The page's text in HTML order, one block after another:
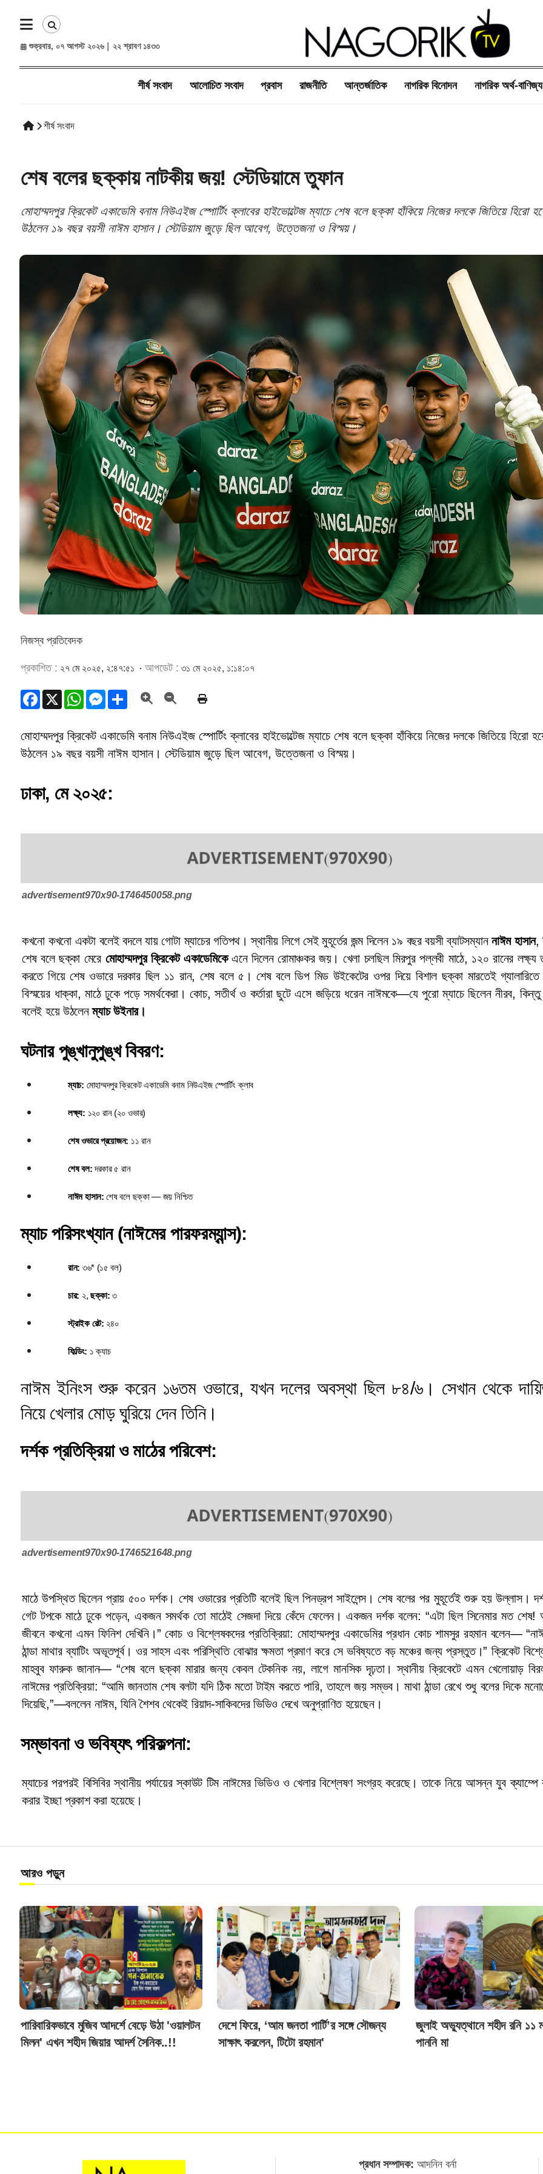
শুক্রবার, ০৭ আগস্ট ২০২৬ ২২ শ্রাবণ ১৪৩৩
শীর্ষ সংবাদ আলোচিত সংবাদ​ প্রবাস রাজনীতি আন্তর্জাতিক নাগরিক বিনোদন নাগরিক অর্থ-বাণিজ্য
শীর্ষ সংবাদ
শেষ বলের ছক্কায় নাটকীয় জয়! স্টেডিয়ামে তুফান
মোহাম্মদপুর ক্রিকেট একাডেমি বনাম নিউএইজ স্পোর্টিং ক্লাবের হাইভোল্টেজ ম্যাচে শেষ বলে ছক্কা হাঁকিয়ে নিজের দলকে জিতিয়ে হিরো
উঠলেন ১৯ বছর বয়সী নাঈম হাসান। স্টেডিয়াম জুড়ে ছিল আবেগ, উত্তেজনা ও বিস্ময়।
নিজস্ব প্রতিবেদক
প্রকাশিত : ২৭ মে ২০২৫, ২:৪৭:৫১ আপডেট : ৩১ মে ২০২৫, ১:১৪:০৭
Facebook
X WhatsAppMessenger
Share
মোহাম্মদপুর ক্রিকেট একাডেমি বনাম নিউএইজ স্পোর্টিং ক্লাবের হাইভোল্টেজ ম্যাচে শেষ বলে ছক্কা হাঁকিয়ে নিজের দলকে জিতিয়ে হিরো
উঠলেন ১৯ বছর বয়সী নাঈম হাসান। স্টেডিয়াম জুড়ে ছিল আবেগ, উত্তেজনা ও বিস্ময়।
ঢাকা, মে ২০২৫:
advertisement970x90-1746450058.png
কখনো কখনো একটা বলেই বদলে যায় গোটা ম্যাচের গতিপথ। স্থানীয় লিগে সেই মুহূর্তের জন্ম দিলেন ১৯ বছর বয়সী ব্যাটসম্যান নাঈম হাসান,
শেষ বলে ছক্কা মেরে মোহাম্মদপুর ক্রিকেট একাডেমিকে এনে দিলেন রোমাঞ্চকর জয়। খেলা চলছিল মিরপুর পল্লবী মাঠে, ১২০ রানের লক্ষ্য
করতে গিয়ে শেষ ওভারে দরকার ছিল ১১ রান, শেষ বলে ৫। শেষ বলে ডিপ মিড উইকেটের ওপর দিয়ে বিশাল ছক্কা মারতেই গ্যালারিতে
বিস্ময়ের ধাক্কা, মাঠে ঢুকে পড়ে সমর্থকেরা। কোচ, সতীর্থ ও কর্তারা ছুটে এসে জড়িয়ে ধরেন নাঈমকে—যে পুরো ম্যাচে ছিলেন নীরব,
বলেই হয়ে উঠলেন ম্যাচ উইনার।
ঘটনার পুঙ্খানুপুঙ্খ বিবরণ:
ম্যাচ: মোহাম্মদপুর ক্রিকেট একাডেমি বনাম নিউএইজ স্পোর্টিং ক্লাব
লক্ষ্য: ১২০ রান (২০ ওভার)
শেষ ওভারে প্রয়োজন: ১১ রান
শেষ বল: দরকার ৫ রান
নাঈম হাসান: শেষ বলে ছক্কা — জয় নিশ্চিত
ম্যাচ পরিসংখ্যান (নাঈমের পারফরম্যান্স):
রান: ৩৬* (১৫ বল)
চার: ২, ছক্কা: ৩
স্ট্রাইক রেট: ২৪০
ফিল্ডিং: ১ ক্যাচ
নাঈম ইনিংস শুরু করেন ১৬তম ওভারে, যখন দলের অবস্থা ছিল ৮৪/৬। সেখান থেকে
নিয়ে খেলার মোড় ঘুরিয়ে দেন তিনি।
দর্শক প্রতিক্রিয়া ও মাঠের পরিবেশ:
advertisement970x90-1746521648.png
মাঠে উপস্থিত ছিলেন প্রায় ৫০০ দর্শক। শেষ ওভারের প্রতিটি বলেই ছিল পিনড্রপ সাইলেন্স। শেষ বলের পর মুহূর্তেই শুরু হয় উল্লাস।
গেট টপকে মাঠে ঢুকে পড়েন, একজন সমর্থক তো মাঠেই সেজদা দিয়ে কেঁদে ফেলেন। একজন দর্শক বলেন: “এটা ছিল সিনেমার মত শেষ!
জীবনে কখনো এমন ফিনিশ দেখিনি।” কোচ ও বিশ্লেষকদের প্রতিক্রিয়া: মোহাম্মদপুর একাডেমির প্রধান কোচ শামসুর রহমান বলেন—
ঠান্ডা মাথার ব্যাটিং অভূতপূর্ব। ওর সাহস এবং পরিস্থিতি বোঝার ক্ষমতা প্রমাণ করে সে ভবিষ্যতে বড় মঞ্চের জন্য প্রস্তুত।” ক্রিকেট
মাহবুব ফারুক জানান— “শেষ বলে ছক্কা মারার জন্য কেবল টেকনিক নয়, লাগে মানসিক দৃঢ়তা। স্থানীয় ক্রিকেটে এমন খেলোয়াড়
নাঈমের প্রতিক্রিয়া: “আমি জানতাম শেষ বলটা যদি ঠিক মতো টাইম করতে পারি, তাহলে জয় সম্ভব। মাথা ঠান্ডা রেখে শুধু বলের দিকে
দিয়েছি,”—বললেন নাঈম, যিনি শৈশব থেকেই রিয়াদ-সাকিবদের ভিডিও দেখে অনুপ্রাণিত হয়েছেন।
সম্ভাবনা ও ভবিষ্যৎ পরিকল্পনা:
ম্যাচের পরপরই বিসিবির স্থানীয় পর্যায়ের স্কাউট টিম নাঈমের ভিডিও ও খেলার বিশ্লেষণ সংগ্রহ করেছে। তাকে নিয়ে আসন্ন যুব ক্যাম্পে
করার ইচ্ছা প্রকাশ করা হয়েছে।
আরও পড়ুন
পারিবারিকভাবে মুজিব আদর্শে বেড়ে উঠা 'ওয়ালটন
মিলন' এখন শহীদ জিয়ার আদর্শ সৈনিক..!!
দেশে ফিরে, ‘আম জনতা পার্টি’র সঙ্গে সৌজন্য
সাক্ষাৎ করলেন, টিটো রহমান'
জুলাই অভ্যুত্থানে শহীদ রনি ১১
পাননি মা
প্রধান সম্পাদক: আদনিন বর্না